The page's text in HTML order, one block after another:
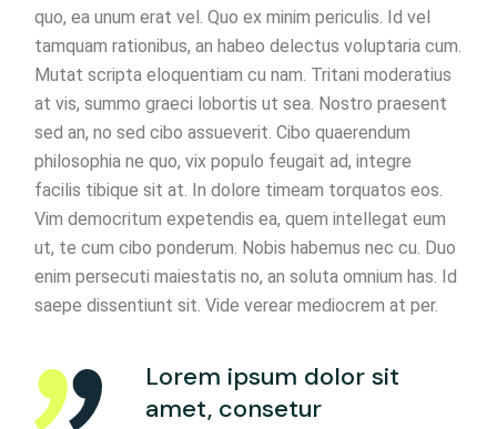
quo, ea unum erat vel. Quo ex minim periculis. Id vel
tamquam rationibus, an habeo delectus voluptaria cum.
Mutat scripta eloquentiam cu nam. Tritani moderatius
at vis, summo graeci lobortis ut sea. Nostro praesent
sed an, no sed cibo assueverit. Cibo quaerendum
philosophia ne quo, vix populo feugait ad, integre
facilis tibique sit at. In dolore timeam torquatos eos.
Vim democritum expetendis ea, quem intellegat eum
ut, te cum cibo ponderum. Nobis habemus nec cu. Duo
enim persecuti maiestatis no, an soluta omnium has. Id
saepe dissentiunt sit. Vide verear mediocrem at per.
Lorem ipsum dolor sit
amet, consetur